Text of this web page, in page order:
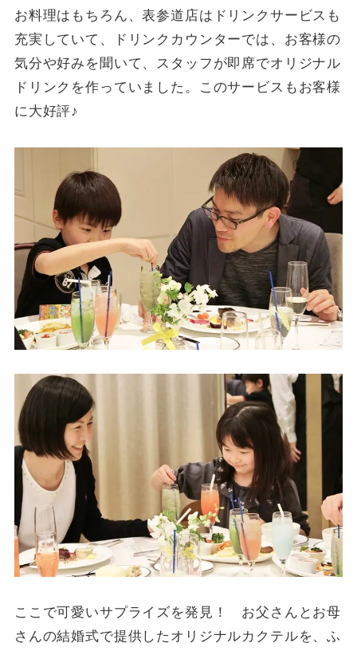
お料理はもちろん、表参道店はドリンクサービスも
充実していて、ドリンクカウンターでは、お客様の
気分や好みを聞いて、スタッフが即席でオリジナル
ドリンクを作っていました。このサービスもお客様
に大好評♪
ここで可愛いサプライズを発見！ お父さんとお母
さんの結婚式で提供したオリジナルカクテルを、ふ